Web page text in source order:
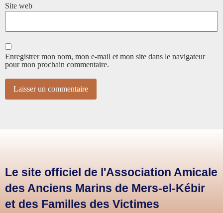
Site web
Enregistrer mon nom, mon e-mail et mon site dans le navigateur
pour mon prochain commentaire.
Le site officiel de l'Association Amicale
des Anciens Marins de Mers-el-Kébir
et des Familles des Victimes